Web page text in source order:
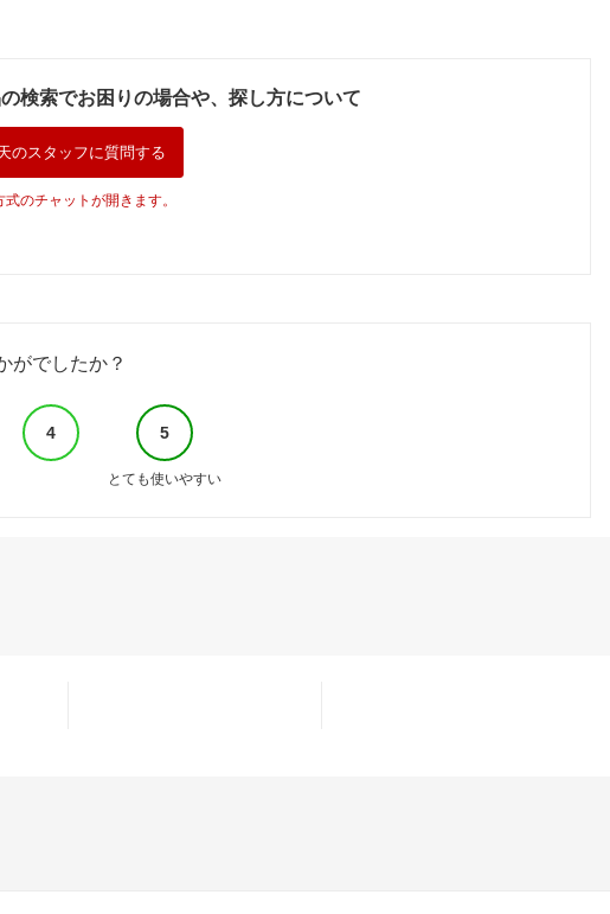
検索でお困りの場合や、探し方について
のスタッフに質問する
式のチャットが開きます。
がでしたか？
4 5
とても使いやすい